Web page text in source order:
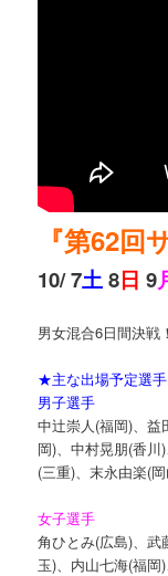
『第62回
10/ 7土8日 9
男女混合6日間決戦！
★主な出場予定選
男子選手
中辻崇人(福岡)、益
岡)、中村晃朋(香川
(三重)、末永由楽(
女子選手
角ひとみ(広島)、武
玉)、内山七海(福